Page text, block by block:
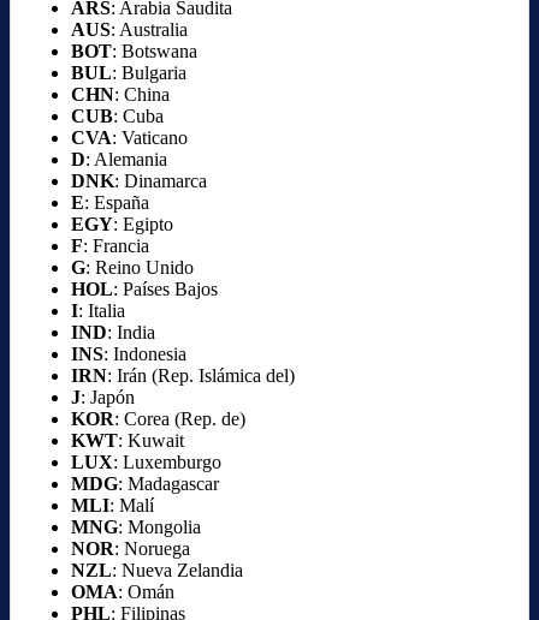
ARS: Arabia Saudita
AUS: Australia
BOT: Botswana
BUL: Bulgaria
CHN: China
CUB: Cuba
CVA: Vaticano
D: Alemania
DNK: Dinamarca
E: España
EGY: Egipto
F: Francia
G: Reino Unido
HOL: Países Bajos
I: Italia
IND: India
INS: Indonesia
IRN: Irán (Rep. Islámica del)
J: Japón
KOR: Corea (Rep. de)
KWT: Kuwait
LUX: Luxemburgo
MDG: Madagascar
MLI: Malí
MNG: Mongolia
NOR: Noruega
NZL: Nueva Zelandia
OMA: Omán
PHL: Filipinas